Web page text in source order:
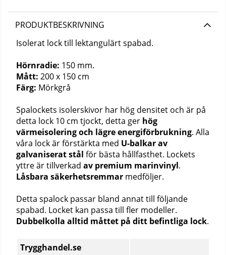
PRODUKTBESKRIVNING
Isolerat lock till lektangulärt spabad.
Hörnradie: 150 mm.
Mått: 200 x 150 cm
Färg: Mörkgrå
Spalockets isolerskivor har hög densitet och är på
detta lock 10 cm tjockt, detta ger hög
värmeisolering och lägre energiförbrukning. Alla
våra lock är förstärkta med U-balkar av
galvaniserat stål för bästa hållfasthet. Lockets
yttre är tillverkad av premium marinvinyl.
Låsbara säkerhetsremmar medföljer.
Detta spalock passar bland annat till följande
spabad. Locket kan passa till fler modeller.
Dubbelkolla alltid måttet på ditt befintliga lock.
Trygghandel.se